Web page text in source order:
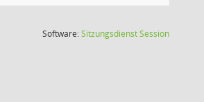
Software:SitzungsdienstSession(Wird in